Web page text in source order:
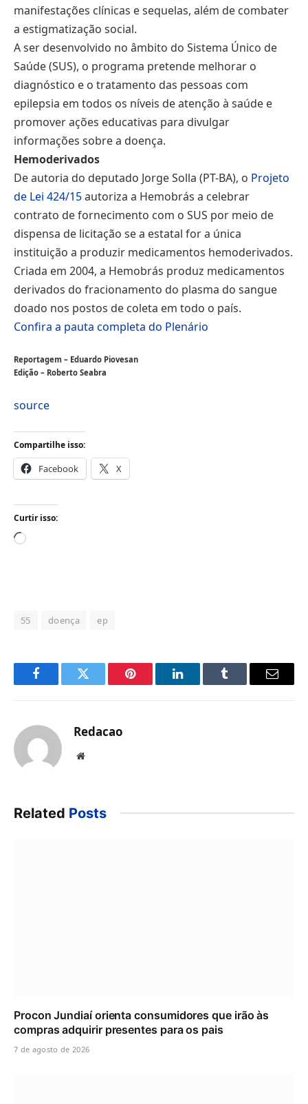
manifestações clínicas e sequelas, além de combater
a estigmatização social.
A ser desenvolvido no âmbito do Sistema Único de
Saúde (SUS), o programa pretende melhorar o
diagnóstico e o tratamento das pessoas com
epilepsia em todos os níveis de atenção à saúde e
promover ações educativas para divulgar
informações sobre a doença.
Hemoderivados
De autoria do deputado Jorge Solla (PT-BA), o Projeto
de Lei 424/15autoriza a Hemobrás a celebrar
contrato de fornecimento com o SUS por meio de
dispensa de licitação se a estatal for a única
instituição a produzir medicamentos hemoderivados.
Criada em 2004, a Hemobrás produz medicamentos
derivados do fracionamento do plasma do sangue
doado nos postos de coleta em todo o país.
Confira a pauta completa do Plenário
Reportagem – Eduardo Piovesan
Edição – Roberto Seabra
source
Compartilhe isso:
Facebook X
Curtir isso:
Carregando...
55 doença ep
FacebookTwitter Pinterest LinkedInTumblr Email
Redacao
Website
Related Posts
Procon Jundiaí orienta consumidores que irão às
compras adquirir presentes para os pais
7 de agosto de 2026